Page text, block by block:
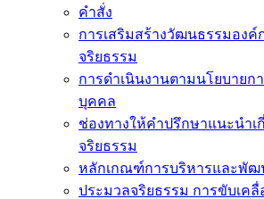
คำสั่ง
การเสริมสร้างวัฒนธรรมองค์
จริยธรรม
การดำเนินงานตามนโยบายก
บุคคล
ช่องทางให้คำปรึกษาแนะนำ
จริยธรรม
หลักเกณฑ์การบริหารและพัฒ
ประมวลจริยธรรม การขับเคลื่